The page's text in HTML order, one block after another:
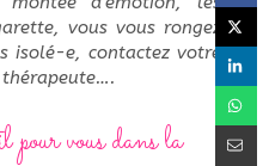
vous vous rongez
isolé-e, contactez votre
vous dans la